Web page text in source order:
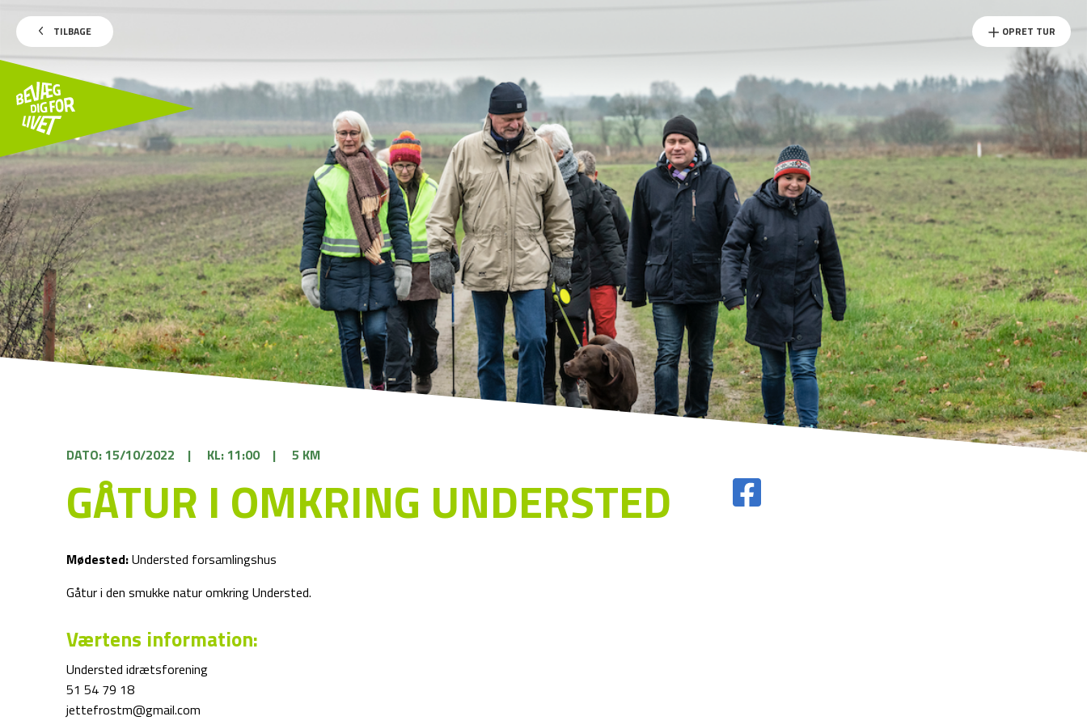
TILBAGE OPRET TUR
DATO: 15/10/2022 | KL: 11:00 | 5 KM
GÅTUR I OMKRING UNDERSTED
Mødested:Understed forsamlingshus
Gåtur i den smukke natur omkring Understed.
Værtens information:
Understed idrætsforening
51 54 79 18
jettefrostm@gmail.com